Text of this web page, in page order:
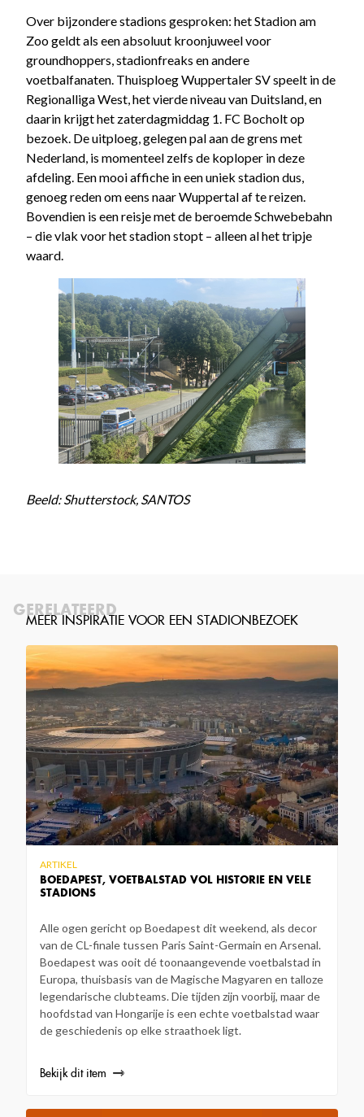
Over bijzondere stadions gesproken: het Stadion am
Zoo geldt als een absoluut kroonjuweel voor
groundhoppers, stadionfreaks en andere
voetbalfanaten. Thuisploeg Wuppertaler SV speelt in de
Regionalliga West, het vierde niveau van Duitsland, en
daarin krijgt het zaterdagmiddag 1. FC Bocholt op
bezoek. De uitploeg, gelegen pal aan de grens met
Nederland, is momenteel zelfs de koploper in deze
afdeling. Een mooi affiche in een uniek stadion dus,
genoeg reden om eens naar Wuppertal af te reizen.
Bovendien is een reisje met de beroemde Schwebebahn
– die vlak voor het stadion stopt – alleen al het tripje
waard.
Beeld: Shutterstock, SANTOS
GERELATEERD
BOEDAPEST, VOETBALSTAD VOL HISTORIE EN VELE
STADIONS
ARTIKEL
Alle ogen gericht op Boedapest dit weekend, als decor
van de CL-finale tussen Paris Saint-Germain en Arsenal.
Boedapest was ooit dé toonaangevende voetbalstad in
Europa, thuisbasis van de Magische Magyaren en talloze
legendarische clubteams. Die tijden zijn voorbij, maar de
hoofdstad van Hongarije is een echte voetbalstad waar
de geschiedenis op elke straathoek ligt.
Bekijk dit item